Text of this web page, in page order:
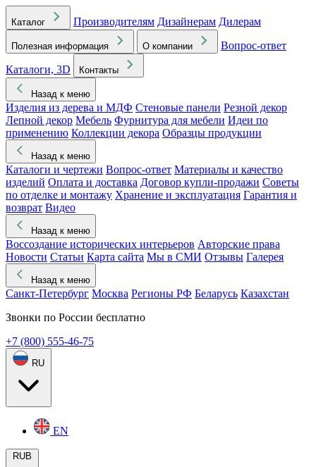
Каталог Производителям Дизайнерам Дилерам
Полезная информация О компании
Вопрос-ответ
Каталоги, 3D
Контакты
Назад к меню
Изделия из дерева и МДФ Стеновые панели Резной декор
Лепной декор Мебель Фурнитура для мебели Идеи по
применению Коллекции декора Образцы продукции
Назад к меню
Каталоги и чертежи Вопрос-ответ Материалы и качество
изделий Оплата и доставка Договор купли-продажи Советы
по отделке и монтажу Хранение и эксплуатация Гарантия и
возврат Видео
Назад к меню
Воссоздание исторических интерьеров Авторские права
Новости Статьи Карта сайта Мы в СМИ Отзывы Галерея
Назад к меню
Санкт-Петербург Москва Регионы РФ Беларусь Казахстан
Звонки по России бесплатно
+7 (800) 555-46-75
RU
EN
RUB